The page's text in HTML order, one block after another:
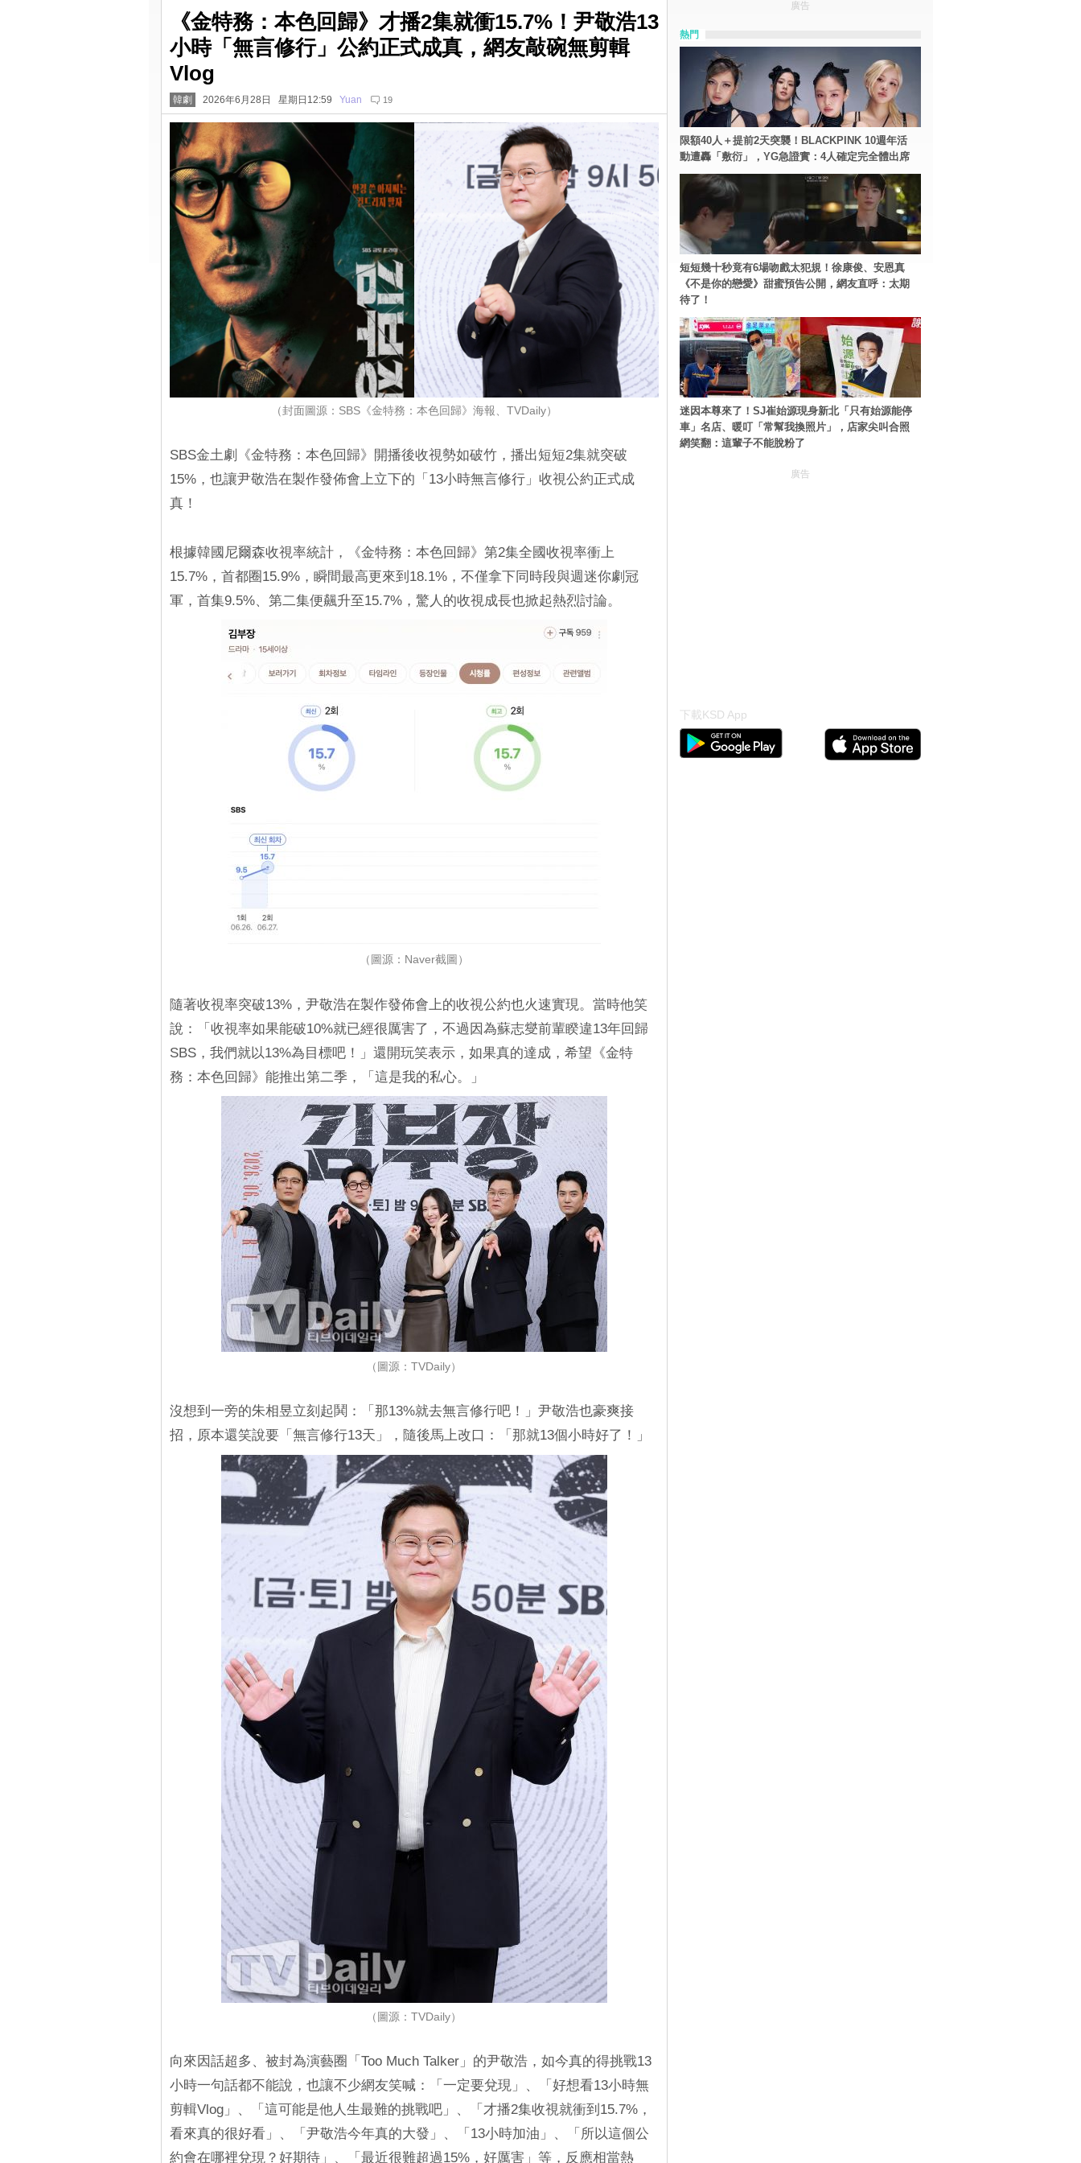
《金特務：本色回歸》才播2集就衝15.7%！尹敬浩13
小時「無言修行」公約正式成真，網友敲碗無剪輯
Vlog
韓劇 2026年6月28日 星期日12:59 Yuan 19
（封面圖源：SBS《金特務：本色回歸》海報、TVDaily）
SBS金土劇《金特務：本色回歸》開播後收視勢如破竹，播出短短2集就突破
15%，也讓尹敬浩在製作發佈會上立下的「13小時無言修行」收視公約正式成
真！
根據韓國尼爾森收視率統計，《金特務：本色回歸》第2集全國收視率衝上
15.7%，首都圈15.9%，瞬間最高更來到18.1%，不僅拿下同時段與週迷你劇冠
軍，首集9.5%、第二集便飆升至15.7%，驚人的收視成長也掀起熱烈討論。
（圖源：Naver截圖）
隨著收視率突破13%，尹敬浩在製作發佈會上的收視公約也火速實現。當時他笑
說：「收視率如果能破10%就已經很厲害了，不過因為蘇志燮前輩睽違13年回歸
SBS，我們就以13%為目標吧！」還開玩笑表示，如果真的達成，希望《金特
務：本色回歸》能推出第二季，「這是我的私心。」
（圖源：TVDaily）
沒想到一旁的朱相昱立刻起鬨：「那13%就去無言修行吧！」尹敬浩也豪爽接
招，原本還笑說要「無言修行13天」，隨後馬上改口：「那就13個小時好了！」
（圖源：TVDaily）
向來因話超多、被封為演藝圈「Too Much Talker」的尹敬浩，如今真的得挑戰13
小時一句話都不能說，也讓不少網友笑喊：「一定要兌現」、「好想看13小時無
剪輯Vlog」、「這可能是他人生最難的挑戰吧」、「才播2集收視就衝到15.7%，
看來真的很好看」、「尹敬浩今年真的大發」、「13小時加油」、「所以這個公
約會在哪裡兌現？好期待」、「最近很難超過15%，好厲害」等，反應相當熱
廣告
熱門
限額40人＋提前2天突襲！BLACKPINK 10週年活
動遭轟「敷衍」，YG急證實：4人確定完全體出席
短短幾十秒竟有6場吻戲太犯規！徐康俊、安恩真
《不是你的戀愛》甜蜜預告公開，網友直呼：太期
待了！
迷因本尊來了！SJ崔始源現身新北「只有始源能停
車」名店、暖叮「常幫我換照片」，店家尖叫合照
網笑翻：這輩子不能脫粉了
廣告
下載KSD App